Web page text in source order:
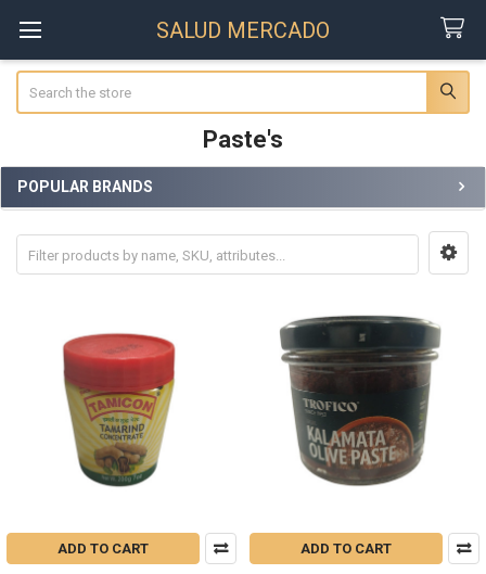
SALUD MERCADO
Paste's
Sidebar
POPULAR BRANDS
ADD TO CART ADD TO CART